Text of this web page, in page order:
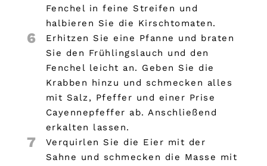
Fenchel in feine Streifen und
halbieren Sie die Kirschtomaten.
6
Erhitzen Sie eine Pfanne und braten
Sie den Frühlingslauch und den
Fenchel leicht an. Geben Sie die
Krabben hinzu und schmecken alles
mit Salz, Pfeffer und einer Prise
Cayennepfeffer ab. Anschließend
erkalten lassen.
7
Verquirlen Sie die Eier mit der
Sahne und schmecken die Masse mit